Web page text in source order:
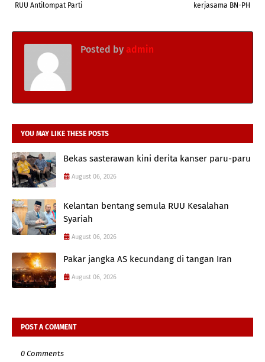
kerjasama BN-PH
RUU Antilompat Parti
Posted by admin
YOU MAY LIKE THESE POSTS
Bekas sasterawan kini derita kanser paru-paru
August 06, 2026
Kelantan bentang semula RUU Kesalahan
Syariah
August 06, 2026
Pakar jangka AS kecundang di tangan Iran
August 06, 2026
POST A COMMENT
0 Comments